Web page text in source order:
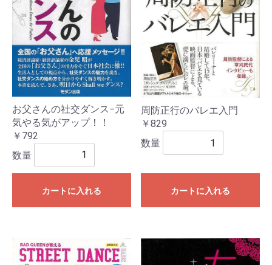
お父さんの社交ダンス−元
気やる気がアップ！！
￥792
数量
カートに入れる
周防正行のバレエ入門
￥829
数量
カートに入れる